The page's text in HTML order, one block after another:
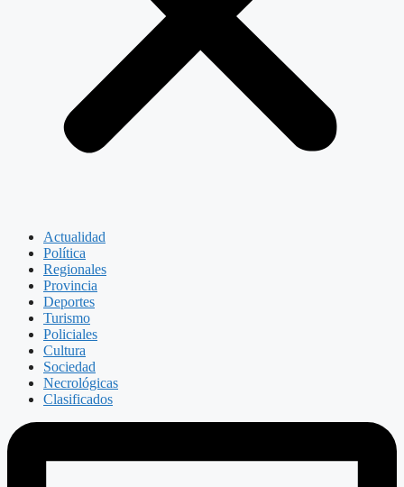
Actualidad
Política
Regionales
Provincia
Deportes
Turismo
Policiales
Cultura
Sociedad
Necrológicas
Clasificados